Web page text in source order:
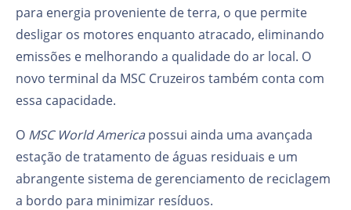
para energia proveniente de terra, o que permite
desligar os motores enquanto atracado, eliminando
emissões e melhorando a qualidade do ar local. O
novo terminal da MSC Cruzeiros também conta com
essa capacidade.
O MSC World Americapossui ainda uma avançada
estação de tratamento de águas residuais e um
abrangente sistema de gerenciamento de reciclagem
a bordo para minimizar resíduos.